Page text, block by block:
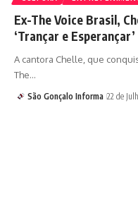
Ex-The Voice Brasil,
‘Trançar e
A cantora Chelle, que
The…
São Gonçalo Informa 22 de